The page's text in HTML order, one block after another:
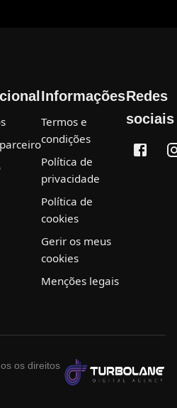
Informações
Termos e
condições
Política de
privacidade
Política de
cookies
Gerir os meus
cookies
Menções legais
Redes
sociais
os direitos